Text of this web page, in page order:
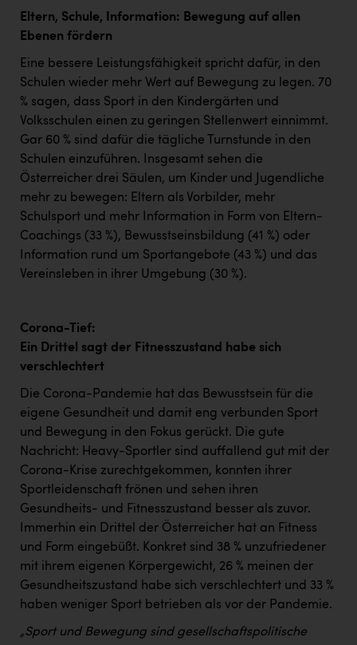
Eltern, Schule, Information: Bewegung auf allen
Ebenen fördern
Eine bessere Leistungsfähigkeit spricht dafür, in den
Schulen wieder mehr Wert auf Bewegung zu legen. 70
% sagen, dass Sport in den Kindergärten und
Volksschulen einen zu geringen Stellenwert einnimmt.
Gar 60 % sind dafür die tägliche Turnstunde in den
Schulen einzuführen. Insgesamt sehen die
Österreicher drei Säulen, um Kinder und Jugendliche
mehr zu bewegen: Eltern als Vorbilder, mehr
Schulsport und mehr Information in Form von Eltern-
Coachings (33 %), Bewusstseinsbildung (41 %) oder
Information rund um Sportangebote (43 %) und das
Vereinsleben in ihrer Umgebung (30 %).
Corona-Tief:
Ein Drittel sagt der Fitnesszustand habe sich
verschlechtert
Die Corona-Pandemie hat das Bewusstsein für die
eigene Gesundheit und damit eng verbunden Sport
und Bewegung in den Fokus gerückt. Die gute
Nachricht: Heavy-Sportler sind auffallend gut mit der
Corona-Krise zurechtgekommen, konnten ihrer
Sportleidenschaft frönen und sehen ihren
Gesundheits- und Fitnesszustand besser als zuvor.
Immerhin ein Drittel der Österreicher hat an Fitness
und Form eingebüßt. Konkret sind 38 % unzufriedener
mit ihrem eigenen Körpergewicht, 26 % meinen der
Gesundheitszustand habe sich verschlechtert und 33 %
haben weniger Sport betrieben als vor der Pandemie.
„Sport und Bewegung sind gesellschaftspolitische